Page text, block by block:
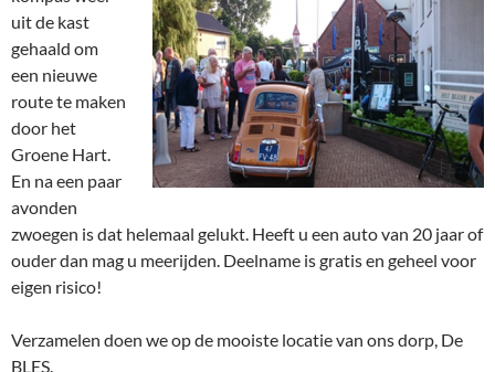
uit de kast
gehaald om
een nieuwe
route te maken
door het
Groene Hart.
En na een paar
avonden
zwoegen is dat helemaal gelukt. Heeft u een auto van 20 jaar of
ouder dan mag u meerijden. Deelname is gratis en geheel voor
eigen risico!
Verzamelen doen we op de mooiste locatie van ons dorp, De
BLES.